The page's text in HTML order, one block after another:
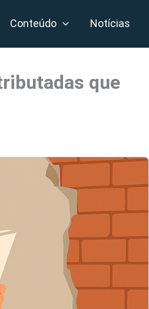
Conteúdo Notícias
que